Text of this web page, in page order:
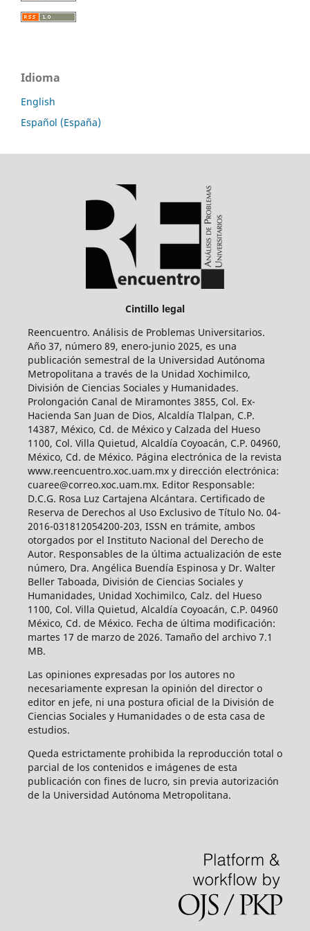
Idioma
English
Español (España)
Cintillo legal
Reencuentro. Análisis de Problemas Universitarios.
Año 37, número 89, enero-junio 2025, es una
publicación semestral de la Universidad Autónoma
Metropolitana a través de la Unidad Xochimilco,
División de Ciencias Sociales y Humanidades.
Prolongación Canal de Miramontes 3855, Col. Ex-
Hacienda San Juan de Dios, Alcaldía Tlalpan, C.P.
14387, México, Cd. de México y Calzada del Hueso
1100, Col. Villa Quietud, Alcaldía Coyoacán, C.P. 04960,
México, Cd. de México. Página electrónica de la revista
www.reencuentro.xoc.uam.mx y dirección electrónica:
cuaree@correo.xoc.uam.mx. Editor Responsable:
D.C.G. Rosa Luz Cartajena Alcántara. Certificado de
Reserva de Derechos al Uso Exclusivo de Título No. 04-
2016-031812054200-203, ISSN en trámite, ambos
otorgados por el Instituto Nacional del Derecho de
Autor. Responsables de la última actualización de este
número, Dra. Angélica Buendía Espinosa y Dr. Walter
Beller Taboada, División de Ciencias Sociales y
Humanidades, Unidad Xochimilco, Calz. del Hueso
1100, Col. Villa Quietud, Alcaldía Coyoacán, C.P. 04960
México, Cd. de México. Fecha de última modificación:
martes 17 de marzo de 2026. Tamaño del archivo 7.1
MB.
Las opiniones expresadas por los autores no
necesariamente expresan la opinión del director o
editor en jefe, ni una postura oficial de la División de
Ciencias Sociales y Humanidades o de esta casa de
estudios.
Queda estrictamente prohibida la reproducción total o
parcial de los contenidos e imágenes de esta
publicación con fines de lucro, sin previa autorización
de la Universidad Autónoma Metropolitana.